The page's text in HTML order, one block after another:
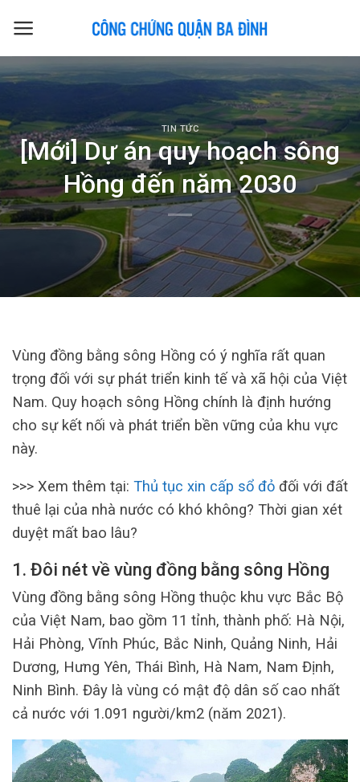
TIN TỨC
[Mới] Dự án quy hoạch sông
Hồng đến năm 2030
Vùng đồng bằng sông Hồng có ý nghĩa rất quan
trọng đối với sự phát triển kinh tế và xã hội của Việt
Nam. Quy hoạch sông Hồng chính là định hướng
cho sự kết nối và phát triển bền vững của khu vực
này.
>>> Xem thêm tại: Thủ tục xin cấp sổ đỏ đối với đất
thuê lại của nhà nước có khó không? Thời gian xét
duyệt mất bao lâu?
1. Đôi nét về vùng đồng bằng sông Hồng
Vùng đồng bằng sông Hồng thuộc khu vực Bắc Bộ
của Việt Nam, bao gồm 11 tỉnh, thành phố: Hà Nội,
Hải Phòng, Vĩnh Phúc, Bắc Ninh, Quảng Ninh, Hải
Dương, Hưng Yên, Thái Bình, Hà Nam, Nam Định,
Ninh Bình. Đây là vùng có mật độ dân số cao nhất
cả nước với 1.091 người/km2 (năm 2021).